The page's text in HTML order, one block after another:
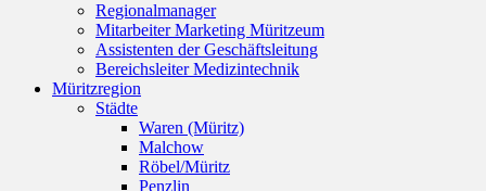
Regionalmanager
Mitarbeiter Marketing Müritzeum
Assistenten der Geschäftsleitung
Bereichsleiter Medizintechnik
Müritzregion
Städte
Waren (Müritz)
Malchow
Röbel/Müritz
Penzlin